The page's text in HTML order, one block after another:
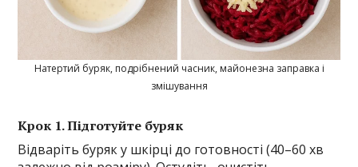
Натертий буряк, подрібнений часник, майонезна заправка і
змішування
Крок 1. Підготуйте буряк
Відваріть буряк у шкірці до готовності (40–60 хв